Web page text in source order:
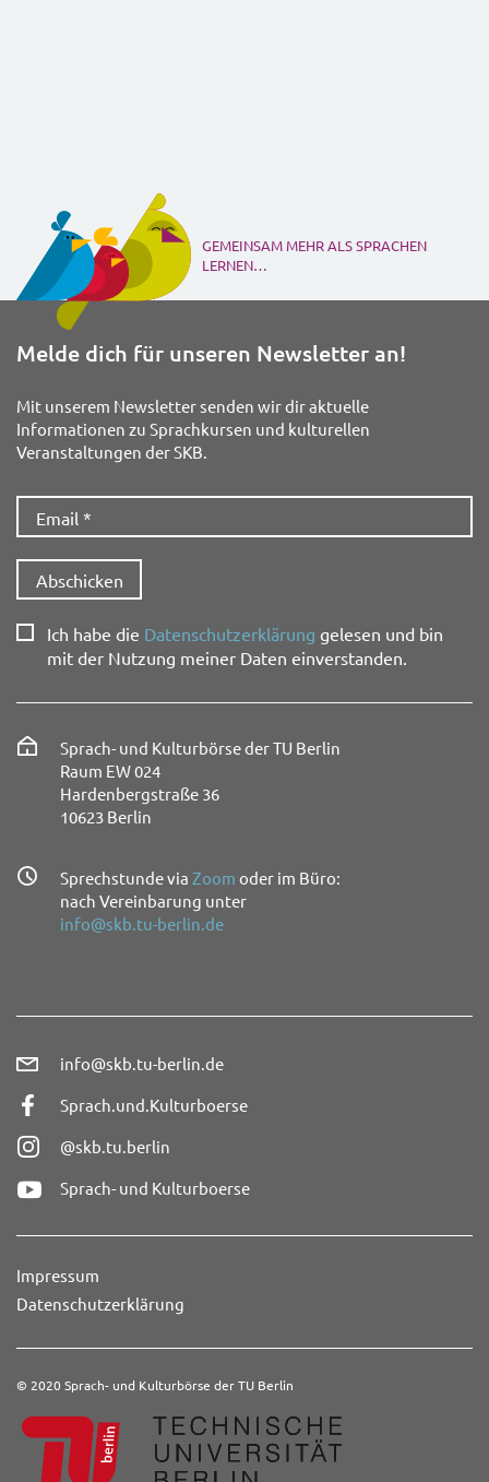
GEMEINSAM MEHR ALS SPRACHEN
LERNEN…
Melde dich für unseren Newsletter an!
Mit unserem Newsletter senden wir dir aktuelle
Informationen zu Sprachkursen und kulturellen
Veranstaltungen der SKB.
Ich habe die Datenschutzerklärung gelesen und bin
mit der Nutzung meiner Daten einverstanden.
Sprach- und Kulturbörse der TU Berlin
Raum EW 024
Hardenbergstraße 36
10623 Berlin
Sprechstunde via Zoom oder im Büro:
nach Vereinbarung unter
info@skb.tu-berlin.de
info@skb.tu-berlin.de
Sprach.und.Kulturboerse
@skb.tu.berlin
Sprach- und Kulturboerse
Impressum
Datenschutzerklärung
© 2020 Sprach- und Kulturbörse der TU Berlin